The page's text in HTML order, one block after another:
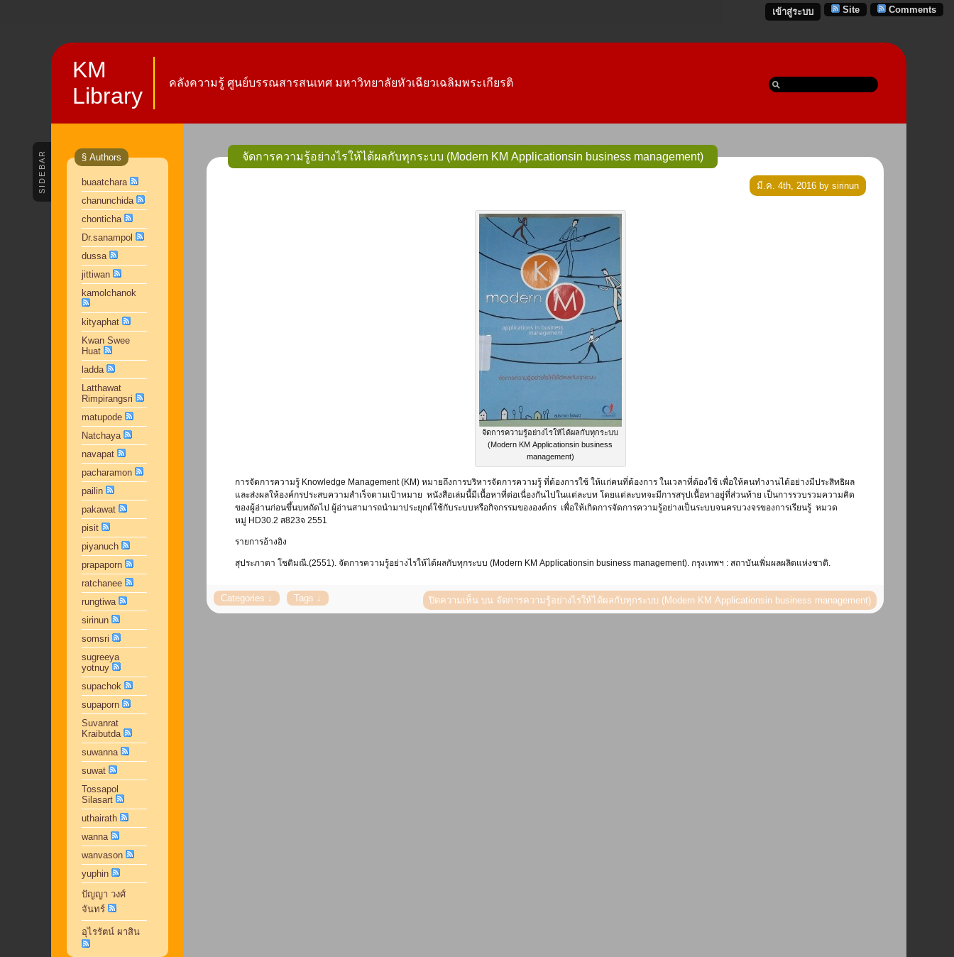
Comments
Site
เข้าสู่ระบบ
KM
Library
คลังความรู้ ศูนย์บรรณสารสนเทศ มหาวิทยาลัยหัวเฉียวเฉลิมพระเกียรติ
SIDEBAR § Authors
buaatchara
chanunchida
chonticha
Dr.sanampol
dussa
jittiwan
kamolchanok
kityaphat
Kwan Swee
Huat
ladda
Latthawat
Rimpirangsri
matupode
Natchaya
navapat
pacharamon
pailin
pakawat
pisit
piyanuch
prapaporn
ratchanee
rungtiwa
sirinun
somsri
sugreeya
yotnuy
supachok
supaporn
Suvanrat
Kraibutda
suwanna
suwat
Tossapol
Silasart
uthairath
wanna
wanvason
yuphin
ปัญญา วงศ์
จันทร์
อุไรรัตน์ ผาสิน
จัดการความรู้อย่างไรให้ได้ผลกับทุกระบบ (Modern KM Applicationsin business management)
มี.ค. 4th, 2016 by sirinun
จัดการความรู้อย่างไรให้ได้ผลกับทุกระบบ
(Modern KM Applicationsin business
management)
การจัดการความรู้ Knowledge Management (KM) หมายถึงการบริหารจัดการความรู้ ที่ต้องการใช้ ให้แก่คนที่ต้องการ ในเวลาที่ต้องใช้ เพื่อให้คนทำงานได้อย่างมีประสิทธิผล
และส่งผลให้องค์กรประสบความสำเร็จตามเป้าหมาย หนังสือเล่มนี้มีเนื้อหาที่ต่อเนื่องกันไปในแต่ละบท โดยแต่ละบทจะมีการสรุปเนื้อหาอยู่ที่ส่วนท้าย เป็นการรวบรวมความคิด
ของผู้อ่านก่อนขึ้นบทถัดไป ผู้อ่านสามารถนำมาประยุกต์ใช้กับระบบหรือกิจกรรมขององค์กร เพื่อให้เกิดการจัดการความรู้อย่างเป็นระบบจนครบวงจรของการเรียนรู้ หมวด
หมู่ HD30.2 ส823จ 2551
รายการอ้างอิง
สุประภาดา โชติมณี.(2551). จัดการความรู้อย่างไรให้ได้ผลกับทุกระบบ (Modern KM Applicationsin business management). กรุงเทพฯ : สถาบันเพิ่มผลผลิตแห่งชาติ.
ปิดความเห็น บน จัดการความรู้อย่างไรให้ได้ผลกับทุกระบบ (Modern KM Applicationsin business management)